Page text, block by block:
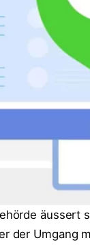
äussert
der Umgang